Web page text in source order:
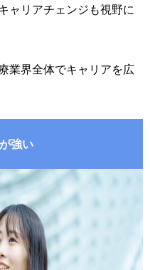
ャリアチェンジも視野に
業界全体でキャリアを広
強い